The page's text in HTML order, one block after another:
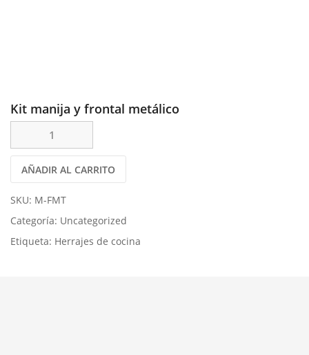
Kit manija y frontal metálico
AÑADIR AL CARRITO
SKU: M-FMT
Categoría: Uncategorized
Etiqueta: Herrajes de cocina